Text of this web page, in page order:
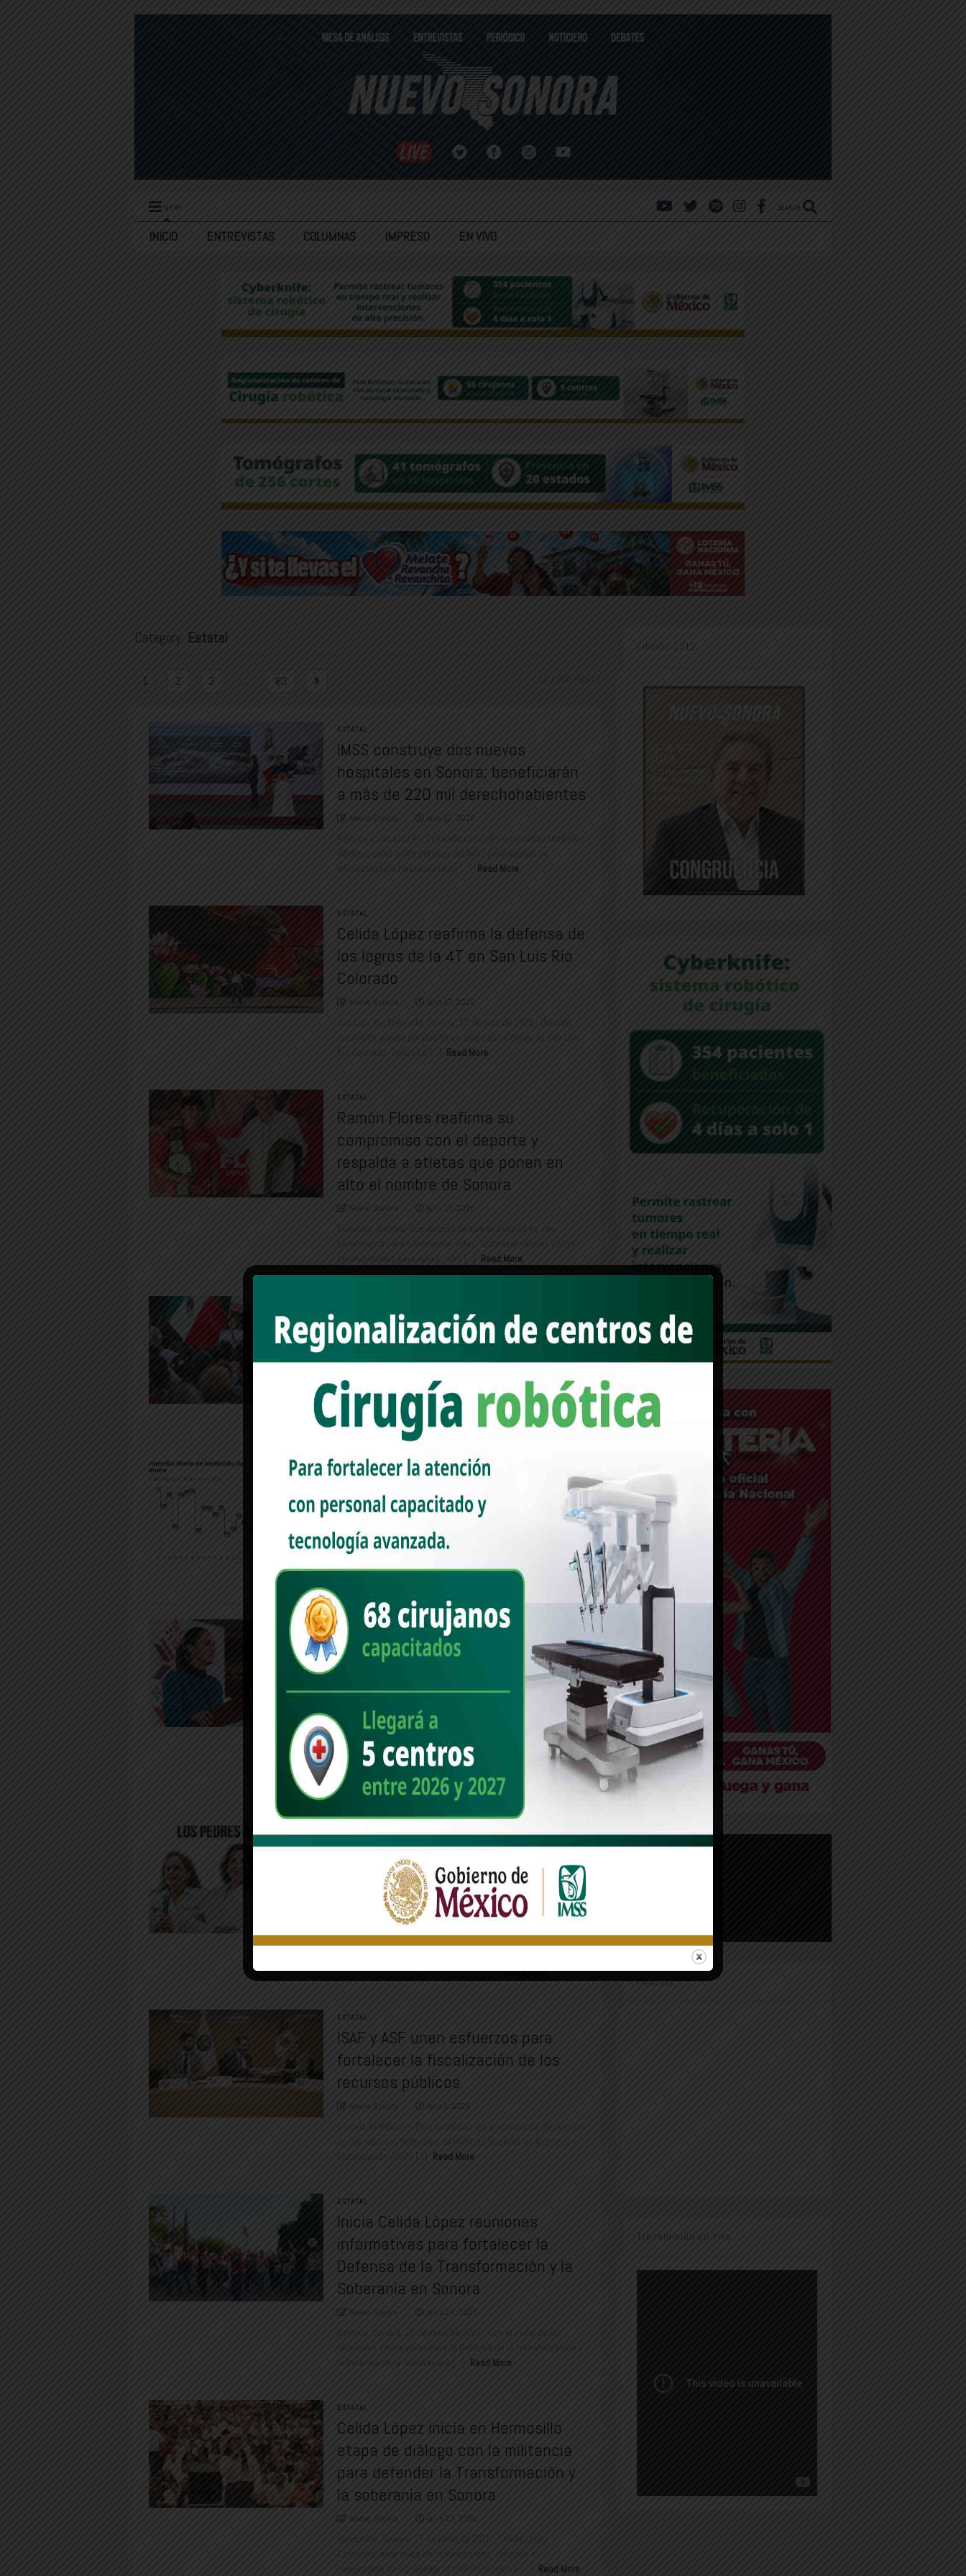
MENU SEARCH
INICIO ENTREVISTAS COLUMNAS IMPRESO EN VIVO
Category: Estatal
1 2 3 … 80 10 / 800 POSTS
ESTATAL
IMSS construye dos nuevos
hospitales en Sonora; beneficiarán
a más de 220 mil derechohabientes
Nuevo Sonora julio 22, 2026
Navojoa y San Luis Río Colorado contarán con nuevas unidades
médicas como parte del plan del IMSS para ampliar su
infraestructura hospitalaria en [...]
Read More
ESTATAL
Celida López reafirma la defensa de
los logros de la 4T en San Luis Río
Colorado
Nuevo Sonora julio 17, 2026
San Luis Río Colorado, Sonora; 17 de julio de 2026.- Durante
recorridos puerta por puerta en diversas colonias de San Luis
Río Colorado, Celida Ló [...]
Read More
ESTATAL
Ramón Flores reafirma su
compromiso con el deporte y
respalda a atletas que ponen en
alto el nombre de Sonora
Nuevo Sonora julio 17, 2026
Guaymas, Sonora.-Convencido de que el deporte es una
herramienta para transformar vidas, fortalecer valores y abrir
oportunidades para niñas, niño [...]
Read More
“Ayudar a los que menos tienen, la
misión de la 4T”: Celida López
Santa Ana, Sonora; 16 de julio de 2026.- La segunda etapa de
la Cuarta Transformación en Sonora se construirá con un
movimiento cercano a la gente [...]
Read More
ESTATAL
Reporta Sonora nivel más bajo de
homicidios durante junio de 2026
Nuevo Sonora julio 14, 2026
El estado de Sonora registró su nivel más bajo de homicidios
dolosos durante junio de este año, al reportar un promedio
ESTATAL
“Nosotros nunca vamos a hacer
acuerdos con la delincuencia
organizada”: Presidenta Claudia
Sheinbaum
Nuevo Sonora
“No se puede decir una cosa un día y después otra cuando
tiene que ver con una injerencia en México; por eso decimos:
¿quién miente?”, destacó s [...] Read More
ESTATAL
Entre la aprobación y el desgaste,
los mejores y los peores alcaldes
en Sonora
Nuevo Sonora julio 6, 2026
distintos ejercicios demoscópicos coi [...] Read More
ESTATAL
ISAF y ASF unen esfuerzos para
fortalecer la fiscalización de los
recursos públicos
Nuevo Sonora julio 1, 2026
Ciudad de México.– Para fortalecer los mecanismos de revisión
de los recursos federales, el Instituto Superior de Auditoría y
Fiscalización (ISAF) [...]
Read More
ESTATAL
Inicia Celida López reuniones
informativas para fortalecer la
Defensa de la Transformación y la
Soberanía en Sonora
Nuevo Sonora junio 29, 2026
Navojoa, Sonora; 29 de junio de 2026.- Con el inicio de las
reuniones informativas para la Defensa de la Transformación y
la Defensa de la Soberanía e [...]
Read More
ESTATAL
Celida López inicia en Hermosillo
etapa de diálogo con la militancia
para defender la Transformación y
la soberanía en Sonora
Nuevo Sonora junio 27, 2026
Hermosillo, Sonora; 27 de junio de 2026.- Celida López
Cárdenas, ante miles de simpatizantes, refrendó el
compromiso de consolidar la transformación e [...] Read More
Edición 1312
Podcast
Transmisión en Vivo